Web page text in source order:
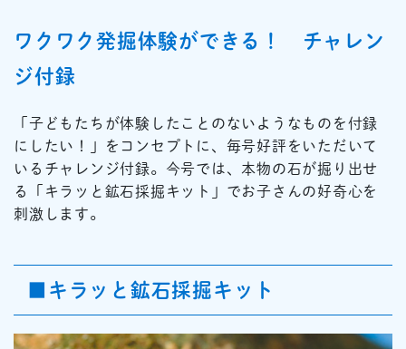
ワクワク発掘体験ができる！ チャレン
ジ付録
「子どもたちが体験したことのないようなものを付録
にしたい！」をコンセプトに、毎号好評をいただいて
いるチャレンジ付録。今号では、本物の石が掘り出せ
る「キラッと鉱石採掘キット」でお子さんの好奇心を
刺激します。
■キラッと鉱石採掘キット